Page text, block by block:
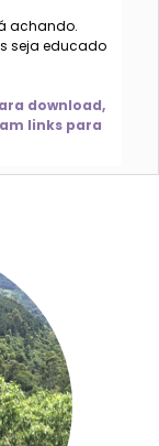
achando.
seja educado
download,
links para